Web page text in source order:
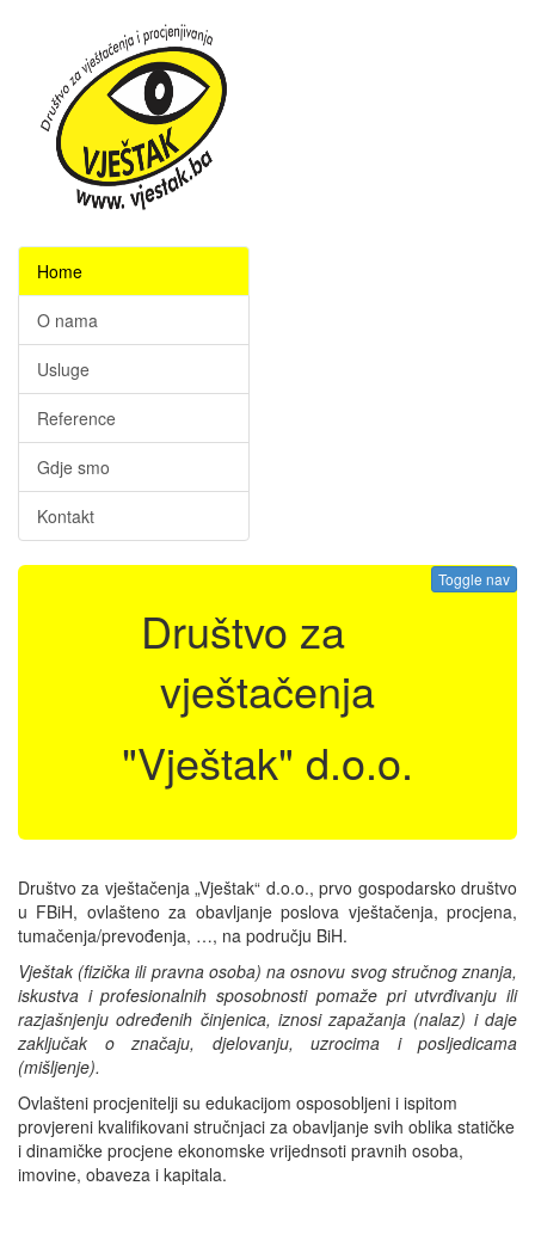
Home
O nama
Usluge
Reference
Gdje smo
Kontakt
Toggle nav
Društvo za
vještačenja
"Vještak" d.o.o.
Društvo za vještačenja „Vještak“ d.o.o., prvo gospodarsko društvo
u FBiH, ovlašteno za obavljanje poslova vještačenja, procjena,
tumačenja/prevođenja, …, na području BiH.
Vještak (fizička ili pravna osoba) na osnovu svog stručnog znanja,
iskustva i profesionalnih sposobnosti pomaže pri utvrđivanju ili
razjašnjenju određenih činjenica, iznosi zapažanja (nalaz) i daje
zaključak o značaju, djelovanju, uzrocima i posljedicama
(mišljenje).
Ovlašteni procjenitelji su edukacijom osposobljeni i ispitom
provjereni kvalifikovani stručnjaci za obavljanje svih oblika statičke
i dinamičke procjene ekonomske vrijednsoti pravnih osoba,
imovine, obaveza i kapitala.